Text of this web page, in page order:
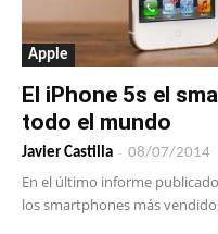
Apple
El iPhone 5s el
todo el mundo
Javier Castilla - 08/07/2014
En el último informe
los smartphones más